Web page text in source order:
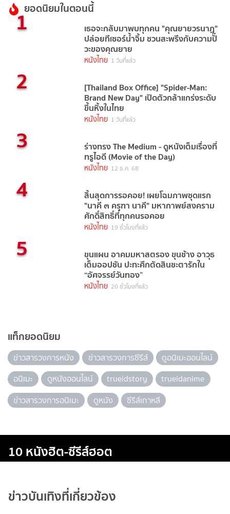
ยอดนิยมในตอนนี้
1 เธอจะกลับมาพบทุกคน "คุณยายวรนาฏ"
ปล่อยทีเซอร์น้ำจิ้ม ชวนสะพรึงกับความปั๊
วะของคุณยาย
หนังไทย 1 วันที่แล้ว
2 [Thailand Box Office] "Spider-Man:
Brand New Day" เปิดตัวกล้าแกร่งระดับ
ขึ้นหิ้งในไทย
หนังไทย 1 วันที่แล้ว
3 ร่างทรง The Medium - ดูหนังเต็มเรื่องที่
ทรูไอดี (Movie of the Day)
หนังไทย 12 ธ.ค. 68
4 สิ้นสุดการรอคอย! เผยโฉมภาพชุดแรก
"นาคี ๓ ครุฑา นาคี" มหากาพย์สงคราม
ศักดิ์สิทธิ์ที่ทุกคนรอคอย
หนังไทย 19 ชั่วโมงที่แล้ว
5 ขุนแผน อาคมมหาสตรอง ขุนช้าง อาวุธ
เต็มออปชัน ปะทะศึกตัดสินชะตารักใน
“อัศจรรย์วันทอง”
หนังไทย 20 ชั่วโมงที่แล้ว
แท็กยอดนิยม
ข่าวสารวงการหนัง ข่าวสารวงการซีรีส์
ดูอนิเมะออนไลน์
อนิเมะ
ดูหนังออนไลน์ trueidstory
trueidanime
ข่าวสารวงการอนิเมะ
ดูหนัง ซีรีส์เกาหลี
10 หนังฮิต-ซีรีส์ฮอต
ข่าวบันเทิงที่เกี่ยวข้อง